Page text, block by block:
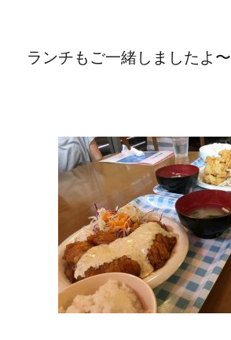
ランチもご一緒しましたよ〜